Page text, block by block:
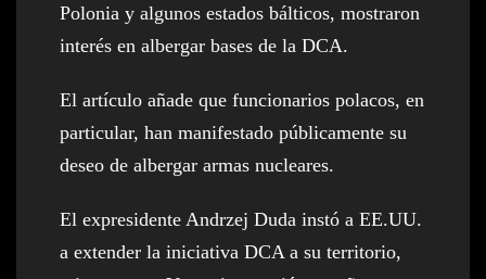
Polonia y algunos estados bálticos, mostraron
interés en albergar bases de la DCA.
El artículo añade que funcionarios polacos, en
particular, han manifestado públicamente su
deseo de albergar armas nucleares.
El expresidente Andrzej Duda instó a EE.UU.
a extender la iniciativa DCA a su territorio,